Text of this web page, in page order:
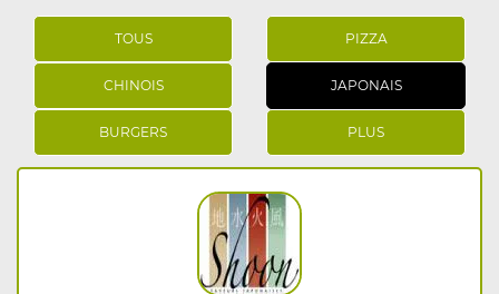
TOUS PIZZA
CHINOIS JAPONAIS
BURGERS PLUS